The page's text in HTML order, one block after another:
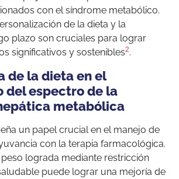
con el síndrome metabólico.
de la dieta y la
plazo son cruciales para lograr
significativos y sostenibles2.
de la dieta en el
del espectro de la
metabólica
un papel crucial en el manejo de
con la terapia farmacológica.
lograda mediante restricción
puede lograr una mejoría de